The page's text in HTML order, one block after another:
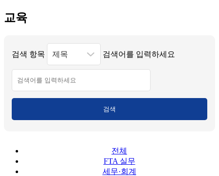
교육
검색 항목 검색어를 입력하세요
검색
전체
FTA 실무
세무·회계